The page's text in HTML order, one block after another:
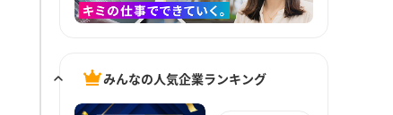
みんなの人気企業ランキング